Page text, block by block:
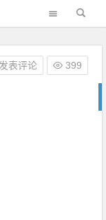
发表评论 399